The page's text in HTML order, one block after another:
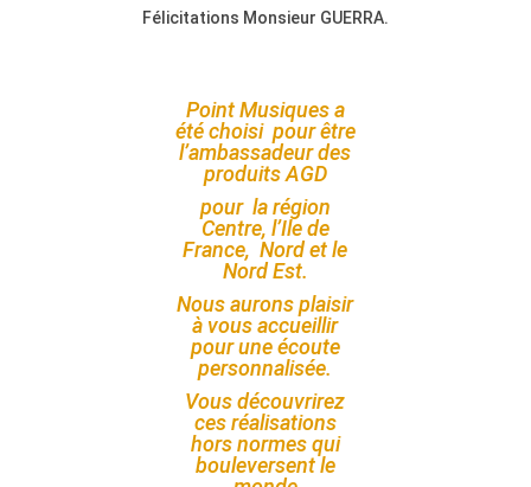
Félicitations Monsieur GUERRA.
Point Musiques a
été choisi pour être
l’ambassadeur des
produits AGD
pour la région
Centre, l’Ile de
France, Nord et le
Nord Est.
Nous aurons plaisir
à vous accueillir
pour une écoute
personnalisée.
Vous découvrirez
ces réalisations
hors normes qui
bouleversent le